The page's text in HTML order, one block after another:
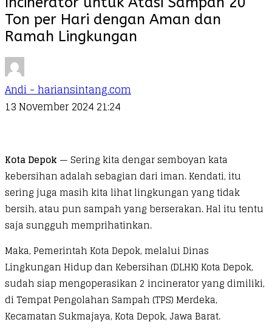
Ton per Hari dengan Aman dan
Ramah Lingkungan
Andi - hariansintang.com
13 November 2024 21:24
Kota Depok — Sering kita dengar semboyan kata
kebersihan adalah sebagian dari iman. Kendati, itu
sering juga masih kita lihat lingkungan yang tidak
bersih, atau pun sampah yang berserakan. Hal itu tentu
saja sungguh memprihatinkan.
Maka, Pemerintah Kota Depok, melalui Dinas
Lingkungan Hidup dan Kebersihan (DLHK) Kota Depok,
sudah siap mengoperasikan 2 incinerator yang dimiliki,
di Tempat Pengolahan Sampah (TPS) Merdeka,
Kecamatan Sukmajaya, Kota Depok, Jawa Barat.